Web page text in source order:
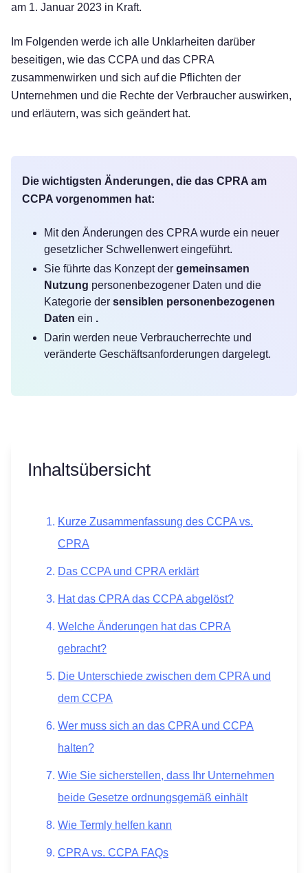
am 1. Januar 2023 in Kraft.
Im Folgenden werde ich alle Unklarheiten darüber
beseitigen, wie das CCPA und das CPRA
zusammenwirken und sich auf die Pflichten der
Unternehmen und die Rechte der Verbraucher auswirken,
und erläutern, was sich geändert hat.
Die wichtigsten Änderungen, die das CPRA am
CCPA vorgenommen hat:
Mit den Änderungen des CPRA wurde ein neuer
gesetzlicher Schwellenwert eingeführt.
Sie führte das Konzept der gemeinsamen
Nutzung personenbezogener Daten und die
Kategorie der sensiblen personenbezogenen
Daten ein .
Darin werden neue Verbraucherrechte und
veränderte Geschäftsanforderungen dargelegt.
Inhaltsübersicht
Kurze Zusammenfassung des CCPA vs.
CPRA
Das CCPA und CPRA erklärt
Hat das CPRA das CCPA abgelöst?
Welche Änderungen hat das CPRA
gebracht?
Die Unterschiede zwischen dem CPRA und
dem CCPA
Wer muss sich an das CPRA und CCPA
halten?
Wie Sie sicherstellen, dass Ihr Unternehmen
beide Gesetze ordnungsgemäß einhält
Wie Termly helfen kann
CPRA vs. CCPA FAQs